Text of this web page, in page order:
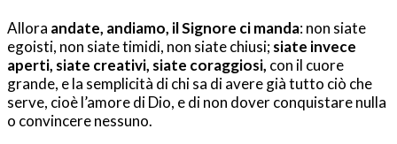
Allora andate, andiamo, il Signore ci manda: non siate
egoisti, non siate timidi, non siate chiusi; siate invece
aperti, siate creativi, siate coraggiosi, con il cuore
grande, e la semplicità di chi sa di avere già tutto ciò che
serve, cioè l’amore di Dio, e di non dover conquistare nulla
o convincere nessuno.